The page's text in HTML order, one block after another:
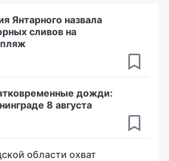
Янтарного назвала
сливов на
дожди:
8 августа
области охват